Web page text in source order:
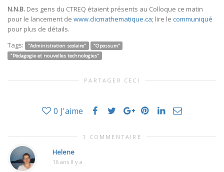
N.N.B. Des gens du CTREQ étaient présents au Colloque ce matin
pour le lancement de www.clicmathematique.ca; lire le communiqué
pour plus de détails.
Tags:
"Administration scolaire"
"Opossum"
"Pédagogie et nouvelles technologies"
PARTAGER CECI
0 J'aime
1 COMMENTAIRE
Helene
16 ans Il y a